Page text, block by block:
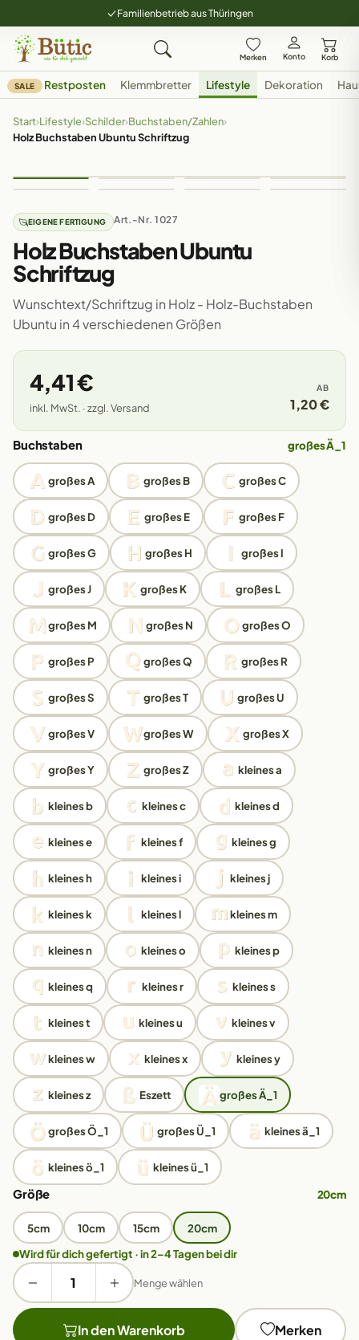
Familienbetrieb aus Thüringen
Merken Konto Korb
SALE Restposten Klemmbretter Lifestyle Dekoration
Start›Lifestyle›Schilder›Buchstaben/Zahlen›
Holz Buchstaben Ubuntu Schriftzug
EIGENE FERTIGUNG Art.-Nr. 1027
Holz Buchstaben Ubuntu
Schriftzug
Wunschtext/Schriftzug in Holz - Holz-Buchstaben
Ubuntu in 4 verschiedenen Größen
4,41 €
inkl. MwSt. · zzgl. Versand
AB
1,20 €
Buchstaben großes Ä_1
großes A großes B großes C
großes D großes E großes F
großes G großes H großes I
großes J großes K großes L
großes M großes N großes O
großes P großes Q großes R
großes S großes T großes U
großes V großes W großes X
großes Y großes Z kleines a
kleines b kleines c kleines d
kleines e kleines f kleines g
kleines h kleines i kleines j
kleines k kleines l kleines m
kleines n kleines o kleines p
kleines q kleines r kleines s
kleines t kleines u kleines v
kleines w kleines x kleines y
kleines z Eszett großes Ä_1
großes Ö_1 großes Ü_1 kleines ä_1
kleines ö_1 kleines ü_1
Größe 20cm
5cm 10cm 15cm
20cm
Wird für dich gefertigt · in 2–4 Tagen bei dir
Menge wählen
In den Warenkorb Merken